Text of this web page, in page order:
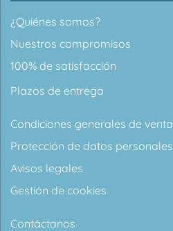
¿Quiénes somos?
Nuestros compromisos
100% de satisfacción
Plazos de entrega
Condiciones generales de venta
Protección de datos personales
Avisos legales
Gestión de cookies
Contáctanos